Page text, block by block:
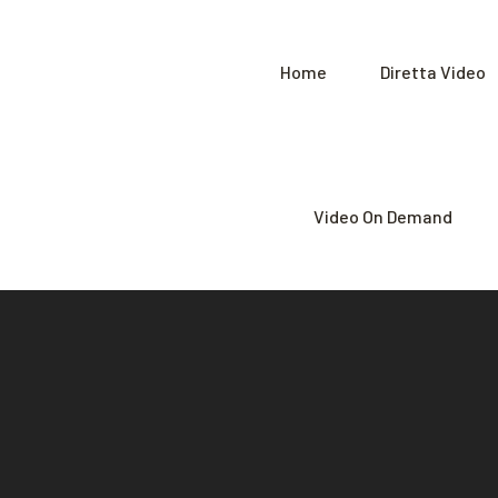
Home Diretta Video
Video On Demand